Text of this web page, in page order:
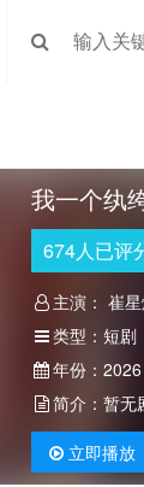
我一个纨
674人已评
主演： 崔
类型： 短剧
年份： 2026
简介： 暂无
立即播放